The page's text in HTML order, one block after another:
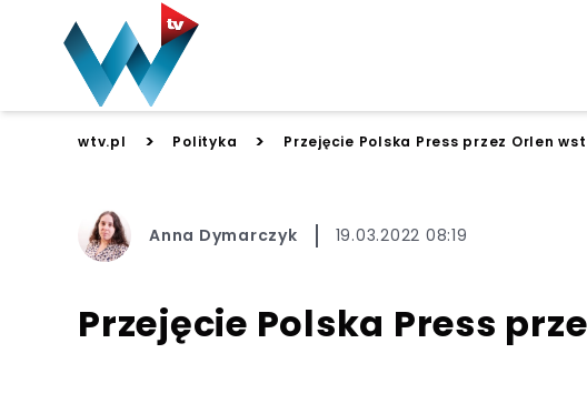
wtv.pl > Polityka > Przejęcie Polska Press przez Orlen
Anna Dymarczyk 19.03.2022 08:19
Przejęcie Polska Press